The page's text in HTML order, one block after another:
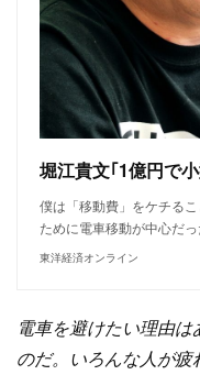
僕は「移動費」をケチる
ために電車移動が中心だ
東洋経済オンライン
電車を避けたい理由
のだ。いろんな人が